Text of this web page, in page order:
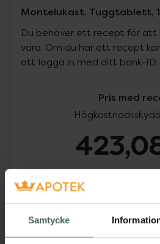
Samtycke
Montelukast, Tuggtablett,
Du behöver ett recept för att
vara. Om du har ett recept
att logga in med ditt bank-ID.
Pris med
I apotek:
Köp via ditt